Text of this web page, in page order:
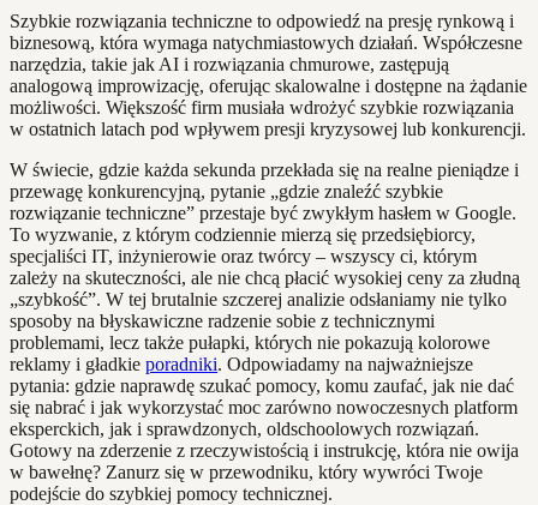
Szybkie rozwiązania techniczne to odpowiedź na presję rynkową i
biznesową, która wymaga natychmiastowych działań. Współczesne
narzędzia, takie jak AI i rozwiązania chmurowe, zastępują
analogową improwizację, oferując skalowalne i dostępne na żądanie
możliwości. Większość firm musiała wdrożyć szybkie rozwiązania
w ostatnich latach pod wpływem presji kryzysowej lub konkurencji.
W świecie, gdzie każda sekunda przekłada się na realne pieniądze i
przewagę konkurencyjną, pytanie „gdzie znaleźć szybkie
rozwiązanie techniczne” przestaje być zwykłym hasłem w Google.
To wyzwanie, z którym codziennie mierzą się przedsiębiorcy,
specjaliści IT, inżynierowie oraz twórcy – wszyscy ci, którym
zależy na skuteczności, ale nie chcą płacić wysokiej ceny za złudną
„szybkość”. W tej brutalnie szczerej analizie odsłaniamy nie tylko
sposoby na błyskawiczne radzenie sobie z technicznymi
problemami, lecz także pułapki, których nie pokazują kolorowe
reklamy i gładkie poradniki. Odpowiadamy na najważniejsze
pytania: gdzie naprawdę szukać pomocy, komu zaufać, jak nie dać
się nabrać i jak wykorzystać moc zarówno nowoczesnych platform
eksperckich, jak i sprawdzonych, oldschoolowych rozwiązań.
Gotowy na zderzenie z rzeczywistością i instrukcję, która nie owija
w bawełnę? Zanurz się w przewodniku, który wywróci Twoje
podejście do szybkiej pomocy technicznej.